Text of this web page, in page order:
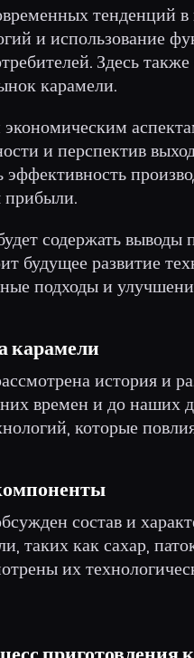
тенденций
и использование
Здесь
карамели.
и перспектив
содержать выводы
будущее развитие
подходы и
карамели
история и
времен и до наших
которые
состав и
таких как сахар,
их